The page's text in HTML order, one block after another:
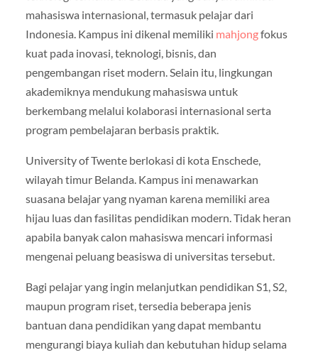
mahasiswa internasional, termasuk pelajar dari
Indonesia. Kampus ini dikenal memiliki mahjongfokus
kuat pada inovasi, teknologi, bisnis, dan
pengembangan riset modern. Selain itu, lingkungan
akademiknya mendukung mahasiswa untuk
berkembang melalui kolaborasi internasional serta
program pembelajaran berbasis praktik.
University of Twente berlokasi di kota Enschede,
wilayah timur Belanda. Kampus ini menawarkan
suasana belajar yang nyaman karena memiliki area
hijau luas dan fasilitas pendidikan modern. Tidak heran
apabila banyak calon mahasiswa mencari informasi
mengenai peluang beasiswa di universitas tersebut.
Bagi pelajar yang ingin melanjutkan pendidikan S1, S2,
maupun program riset, tersedia beberapa jenis
bantuan dana pendidikan yang dapat membantu
mengurangi biaya kuliah dan kebutuhan hidup selama